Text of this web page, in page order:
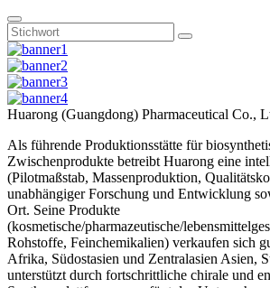
Huarong (Guangdong) Pharmaceutical Co.,
Als führende Produktionsstätte für
Zwischenprodukte betreibt Huarong eine
(Pilotmaßstab, Massenproduktion,
unabhängiger Forschung und Entwicklung
Ort. Seine Produkte
(kosmetische/pharmazeutische/
Rohstoffe, Feinchemikalien) verkaufen sich
Afrika, Südostasien und Zentralasien Asien,
unterstützt durch fortschrittliche chirale und